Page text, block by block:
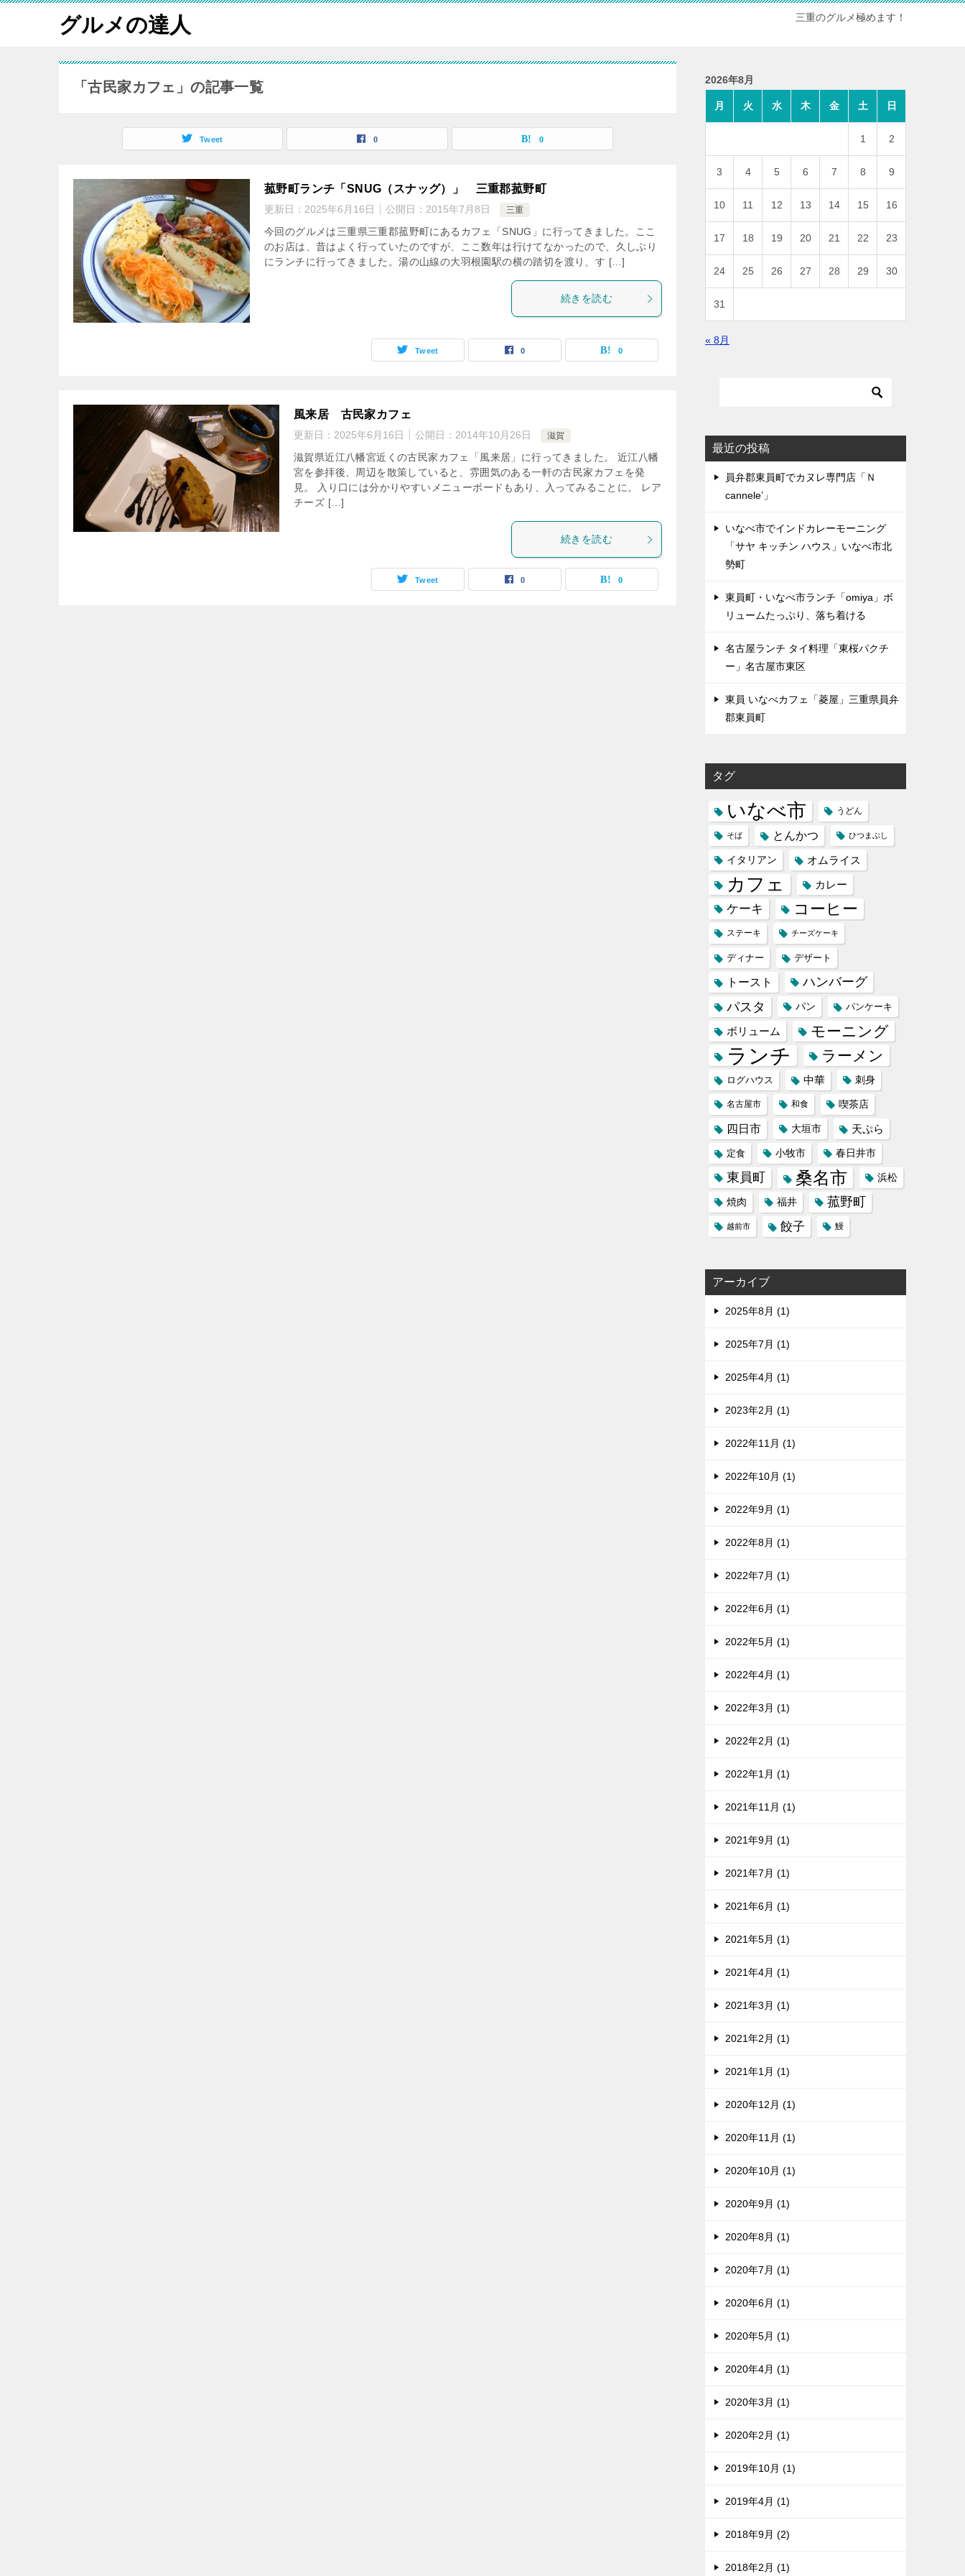
グルメの達人 三重のグルメ極めます！
「古民家カフェ」の記事一覧
Tweet 0 0
菰野町ランチ「SNUG（スナッグ）」 三重郡菰野町
更新日： 2025年6月16日 公開日： 2015年7月8日 三重
今回のグルメは三重県三重郡菰野町にあるカフェ「SNUG」に行ってきました。ここ
のお店は、昔はよく行っていたのですが、ここ数年は行けてなかったので、久しぶり
にランチに行ってきました。湯の山線の大羽根園駅の横の踏切を渡り、す […]
続きを読む
Tweet 0 0
風来居 古民家カフェ
更新日： 2025年6月16日 公開日： 2014年10月26日 滋賀
滋賀県近江八幡宮近くの古民家カフェ「風来居」に行ってきました。 近江八幡
宮を参拝後、周辺を散策していると、雰囲気のある一軒の古民家カフェを発
見。 入り口には分かりやすいメニューボードもあり、入ってみることに。 レア
チーズ […]
続きを読む
Tweet 0 0
2026年8月
月 火 水 木 金 土 日
1 2
3 4 5 6 7 8 9
10 11 12 13 14 15 16
17 18 19 20 21 22 23
24 25 26 27 28 29 30
31
« 8月
最近の投稿
員弁郡東員町でカヌレ専門店「Ｎ
cannele’」
いなべ市でインドカレーモーニング
「サヤ キッチン ハウス」いなべ市北
勢町
東員町・いなべ市ランチ「omiya」ボ
リュームたっぷり、落ち着ける
名古屋ランチ タイ料理「東桜パクチ
ー」名古屋市東区
東員 いなべカフェ「菱屋」三重県員弁
郡東員町
タグ
いなべ市 うどん
そば とんかつ ひつまぶし
イタリアン オムライス
カフェ カレー
ケーキ コーヒー
ステーキ チーズケーキ
ディナー デザート
トースト ハンバーグ
パスタ パン パンケーキ
ボリューム モーニング
ランチ ラーメン
ログハウス 中華 刺身
名古屋市 和食 喫茶店
四日市 大垣市 天ぷら
定食 小牧市 春日井市
東員町 桑名市 浜松
焼肉 福井 菰野町
越前市 餃子 鰻
アーカイブ
2025年8月 (1)
2025年7月 (1)
2025年4月 (1)
2023年2月 (1)
2022年11月 (1)
2022年10月 (1)
2022年9月 (1)
2022年8月 (1)
2022年7月 (1)
2022年6月 (1)
2022年5月 (1)
2022年4月 (1)
2022年3月 (1)
2022年2月 (1)
2022年1月 (1)
2021年11月 (1)
2021年9月 (1)
2021年7月 (1)
2021年6月 (1)
2021年5月 (1)
2021年4月 (1)
2021年3月 (1)
2021年2月 (1)
2021年1月 (1)
2020年12月 (1)
2020年11月 (1)
2020年10月 (1)
2020年9月 (1)
2020年8月 (1)
2020年7月 (1)
2020年6月 (1)
2020年5月 (1)
2020年4月 (1)
2020年3月 (1)
2020年2月 (1)
2019年10月 (1)
2019年4月 (1)
2018年9月 (2)
2018年2月 (1)